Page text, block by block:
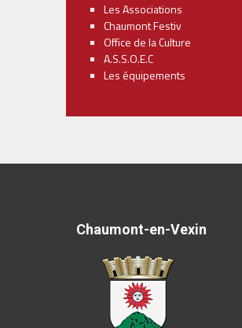
Les Associations
Chaumont Festiv
Office de la Culture
A.S.S.O.E.C
Les équipements
Chaumont-en-Vexin